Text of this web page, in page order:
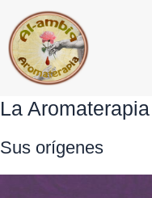
La Aromaterapia
Sus orígenes